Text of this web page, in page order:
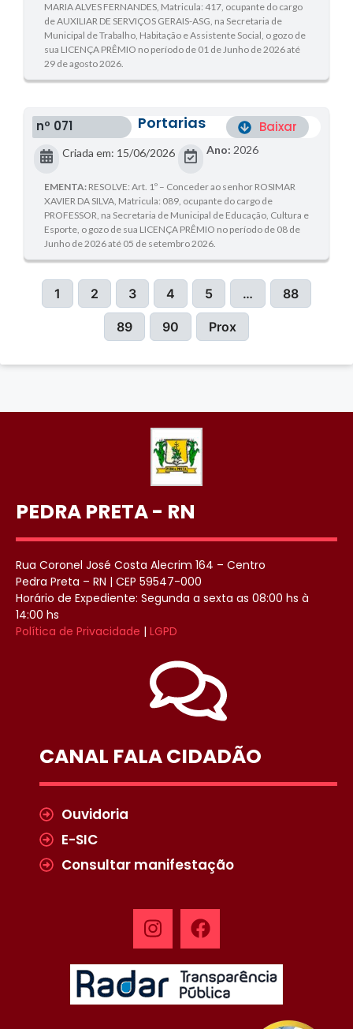
MARIA ALVES FERNANDES, Matricula: 417, ocupante do cargo
de AUXILIAR DE SERVIÇOS GERAIS-ASG, na Secretaria de
Municipal de Trabalho, Habitação e Assistente Social, o gozo de
sua LICENÇA PRÊMIO no período de 01 de Junho de 2026 até
29 de agosto 2026.
nº 071 Portarias Baixar
Criada em: 15/06/2026 Ano: 2026
EMENTA: RESOLVE: Art. 1º – Conceder ao senhor ROSIMAR
XAVIER DA SILVA, Matricula: 089, ocupante do cargo de
PROFESSOR, na Secretaria de Municipal de Educação, Cultura e
Esporte, o gozo de sua LICENÇA PRÊMIO no período de 08 de
Junho de 2026 até 05 de setembro 2026.
1 2 3 4 5 … 88
89 90 Prox
PEDRA PRETA - RN
Rua Coronel José Costa Alecrim 164 – Centro
Pedra Preta – RN | CEP 59547-000
Horário de Expediente: Segunda a sexta as 08:00 hs à
14:00 hs
Política de Privacidade | LGPD
CANAL FALA CIDADÃO
Ouvidoria
E-SIC
Consultar manifestação